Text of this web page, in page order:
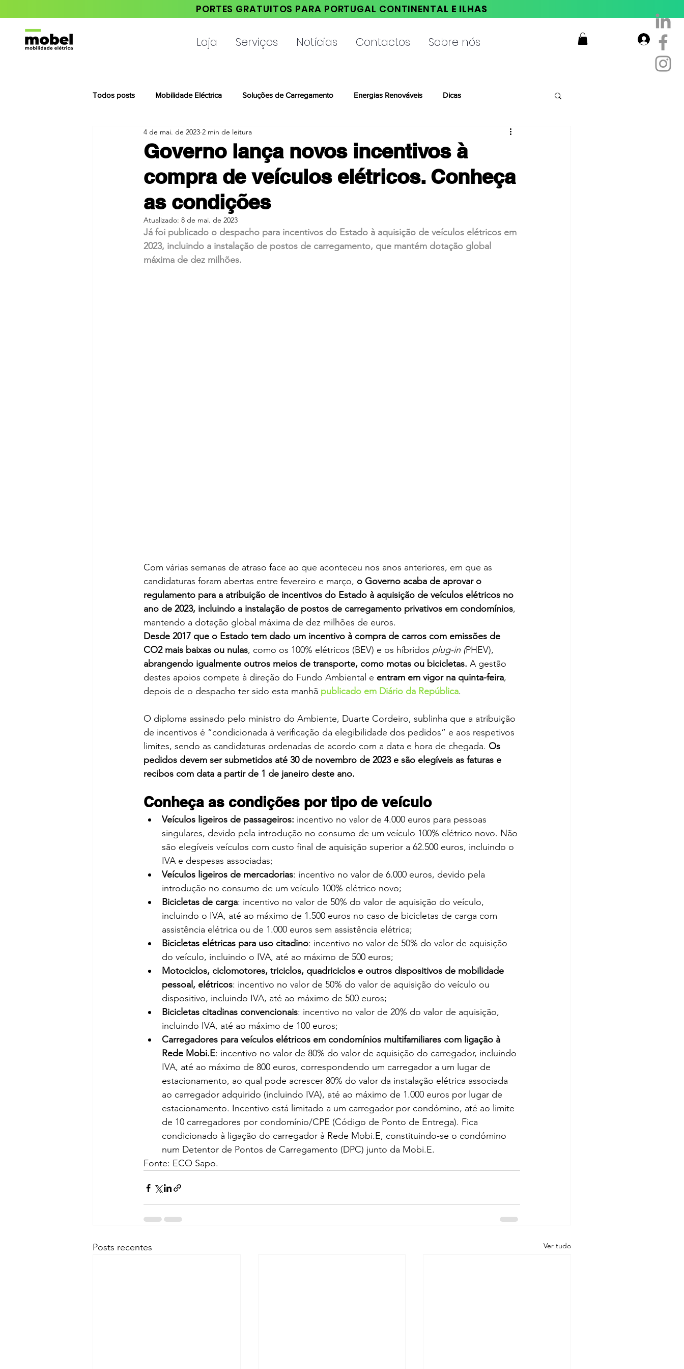
PORTES GRATUITOS PARA PORTUGAL CONTINENTAL E ILHAS
Loja Serviços Notícias Contactos Sobre nós Login
Todos posts Mobilidade Eléctrica Soluções de Carregamento Energias Renováveis Dicas
Notícias da Habita Mais
Governo lança novos incentivos à
compra de veículos elétricos. Conheça
as condições
4 de mai. de 2023 2 min de leitura
Atualizado: 8 de mai. de 2023
Já foi publicado o despacho para incentivos do Estado à aquisição de veículos elétricos em
2023, incluindo a instalação de postos de carregamento, que mantém dotação global
máxima de dez milhões.
Com várias semanas de atraso face ao que aconteceu nos anos anteriores, em que as
candidaturas foram abertas entre fevereiro e março, o Governo acaba de aprovar o
regulamento para a atribuição de incentivos do Estado à aquisição de veículos elétricos no
ano de 2023, incluindo a instalação de postos de carregamento privativos em condomínios,
mantendo a dotação global máxima de dez milhões de euros.
Desde 2017 que o Estado tem dado um incentivo à compra de carros com emissões de
CO2 mais baixas ou nulas, como os 100% elétricos (BEV) e os híbridos plug-in (PHEV),
abrangendo igualmente outros meios de transporte, como motas ou bicicletas. A gestão
destes apoios compete à direção do Fundo Ambiental e entram em vigor na quinta-feira,
depois de o despacho ter sido esta manhã publicado em Diário da República.
O diploma assinado pelo ministro do Ambiente, Duarte Cordeiro, sublinha que a atribuição
de incentivos é “condicionada à verificação da elegibilidade dos pedidos” e aos respetivos
limites, sendo as candidaturas ordenadas de acordo com a data e hora de chegada. Os
pedidos devem ser submetidos até 30 de novembro de 2023 e são elegíveis as faturas e
recibos com data a partir de 1 de janeiro deste ano.
Conheça as condições por tipo de veículo
Veículos ligeiros de passageiros: incentivo no valor de 4.000 euros para pessoas
singulares, devido pela introdução no consumo de um veículo 100% elétrico novo. Não
são elegíveis veículos com custo final de aquisição superior a 62.500 euros, incluindo o
IVA e despesas associadas;
Veículos ligeiros de mercadorias: incentivo no valor de 6.000 euros, devido pela
introdução no consumo de um veículo 100% elétrico novo;
Bicicletas de carga: incentivo no valor de 50% do valor de aquisição do veículo,
incluindo o IVA, até ao máximo de 1.500 euros no caso de bicicletas de carga com
assistência elétrica ou de 1.000 euros sem assistência elétrica;
Bicicletas elétricas para uso citadino: incentivo no valor de 50% do valor de aquisição
do veículo, incluindo o IVA, até ao máximo de 500 euros;
Motociclos, ciclomotores, triciclos, quadriciclos e outros dispositivos de mobilidade
pessoal, elétricos: incentivo no valor de 50% do valor de aquisição do veículo ou
dispositivo, incluindo IVA, até ao máximo de 500 euros;
Bicicletas citadinas convencionais: incentivo no valor de 20% do valor de aquisição,
incluindo IVA, até ao máximo de 100 euros;
Carregadores para veículos elétricos em condomínios multifamiliares com ligação à
Rede Mobi.E: incentivo no valor de 80% do valor de aquisição do carregador, incluindo
IVA, até ao máximo de 800 euros, correspondendo um carregador a um lugar de
estacionamento, ao qual pode acrescer 80% do valor da instalação elétrica associada
ao carregador adquirido (incluindo IVA), até ao máximo de 1.000 euros por lugar de
estacionamento. Incentivo está limitado a um carregador por condómino, até ao limite
de 10 carregadores por condomínio/CPE (Código de Ponto de Entrega). Fica
condicionado à ligação do carregador à Rede Mobi.E, constituindo-se o condómino
num Detentor de Pontos de Carregamento (DPC) junto da Mobi.E.
Fonte: ECO Sapo.
Posts recentes Ver tudo